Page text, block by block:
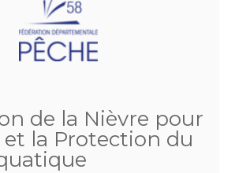
de la Nièvre pour
et la Protection du